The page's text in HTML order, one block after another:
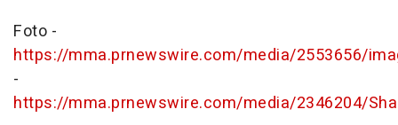
Foto -
https://mma.prnewswire.com/media/2553656/
-
https://mma.prnewswire.com/media/2346204/